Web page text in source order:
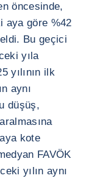
öncesinde,
aya göre %42
Bu geçici
yıla
yılının ilk
aynı
düşüş,
kote
FAVÖK
yılın aynı